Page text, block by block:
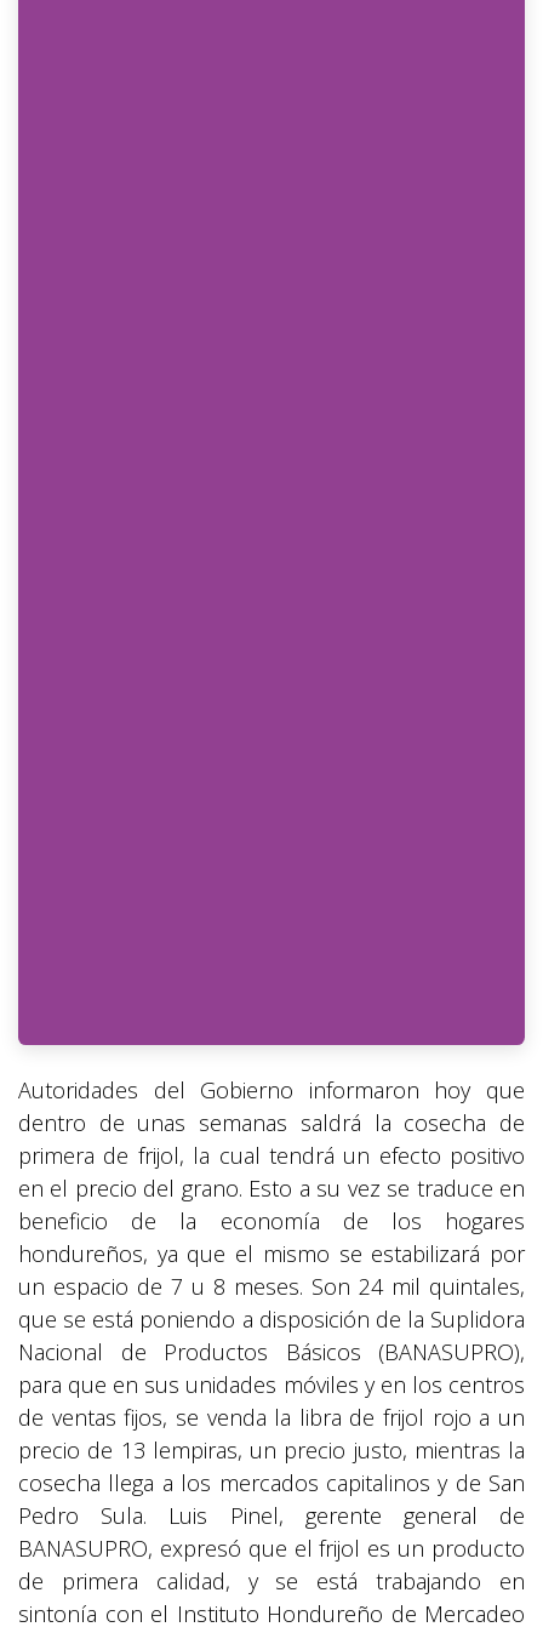
Autoridades del Gobierno informaron hoy que
dentro de unas semanas saldrá la cosecha de
primera de frijol, la cual tendrá un efecto positivo
en el precio del grano. Esto a su vez se traduce en
beneficio de la economía de los hogares
hondureños, ya que el mismo se estabilizará por
un espacio de 7 u 8 meses. Son 24 mil quintales,
que se está poniendo a disposición de la Suplidora
Nacional de Productos Básicos (BANASUPRO),
para que en sus unidades móviles y en los centros
de ventas fijos, se venda la libra de frijol rojo a un
precio de 13 lempiras, un precio justo, mientras la
cosecha llega a los mercados capitalinos y de San
Pedro Sula. Luis Pinel, gerente general de
BANASUPRO, expresó que el frijol es un producto
de primera calidad, y se está trabajando en
sintonía con el Instituto Hondureño de Mercadeo